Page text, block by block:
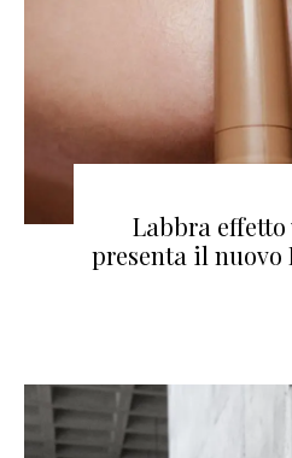
Labbra
presenta il nuovo